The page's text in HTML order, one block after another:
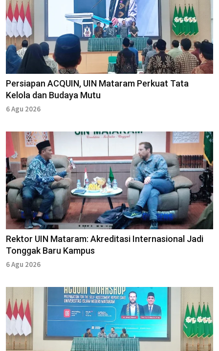
Persiapan ACQUIN, UIN Mataram Perkuat Tata
Kelola dan Budaya Mutu
6 Agu 2026
Rektor UIN Mataram: Akreditasi Internasional Jadi
Tonggak Baru Kampus
6 Agu 2026